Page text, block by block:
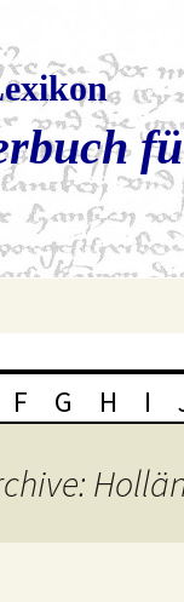
F G H I